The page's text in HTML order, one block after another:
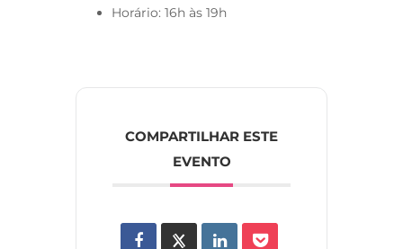
Horário: 16h às 19h
COMPARTILHAR ESTE
EVENTO